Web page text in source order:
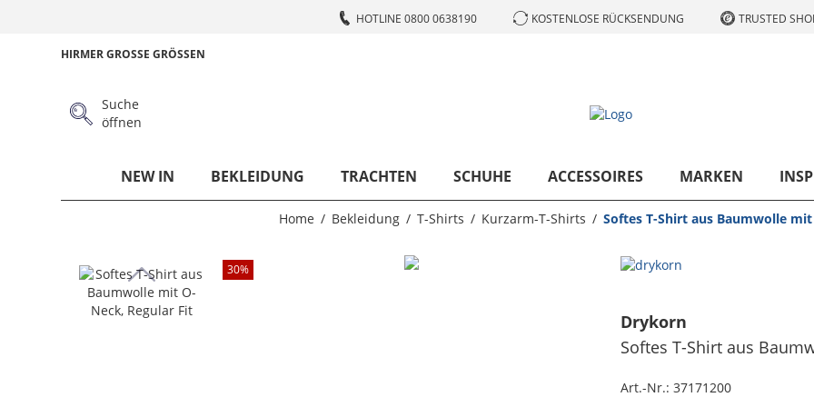
HOTLINE 0800 0638190 KOSTENLOSE RÜCKSENDUNG TRUSTED
HIRMER GROSSE GRÖSSEN
Suche
öffnen
NEW IN BEKLEIDUNG TRACHTEN SCHUHE ACCESSOIRES MARKEN
Home Bekleidung T-Shirts Kurzarm-T-Shirts Softes T-Shirt aus Baumwolle
30%
Drykorn
Softes T-Shirt aus
Art.-Nr.: 37171200